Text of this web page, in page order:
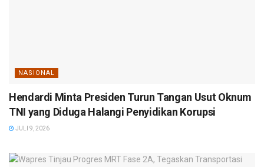
NASIONAL
Hendardi Minta Presiden Turun Tangan Usut Oknum
TNI yang Diduga Halangi Penyidikan Korupsi
JULI 9, 2026